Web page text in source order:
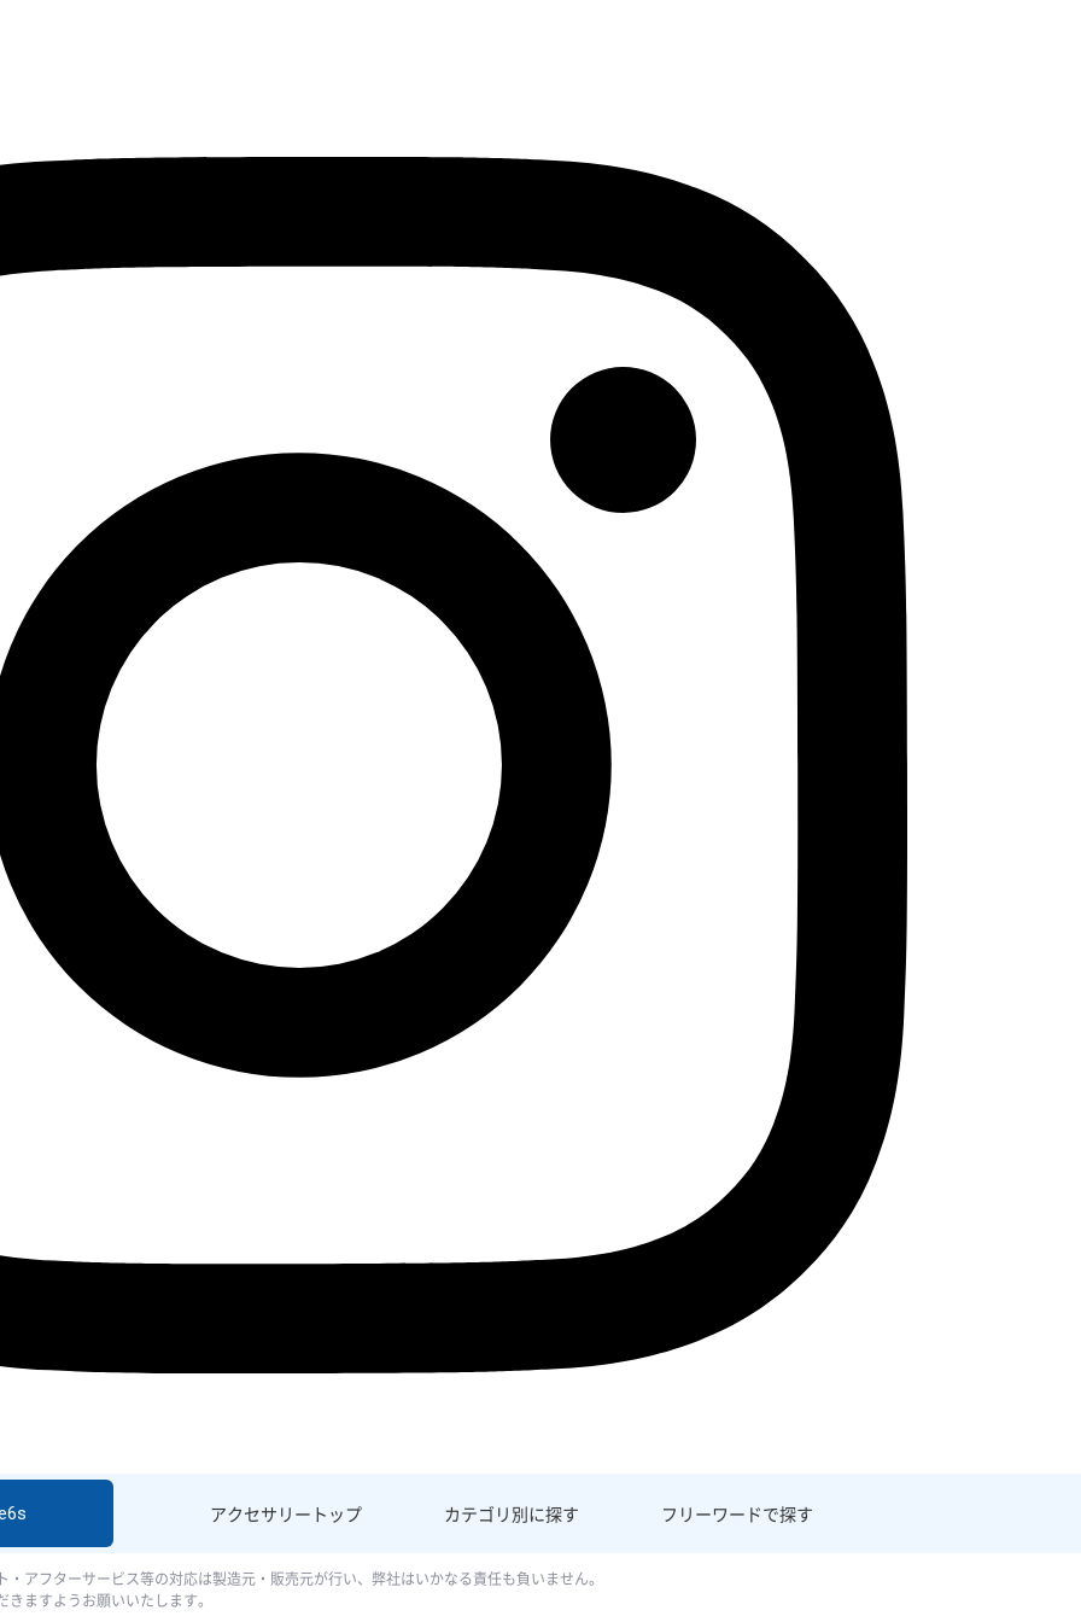
アクセサリー トップ カテゴリ別に探す フリーワードで探す
アフターサービス等の対応は製造元・販売元が行い、弊社はいかなる責任も負いません。
ますようお願いいたします。